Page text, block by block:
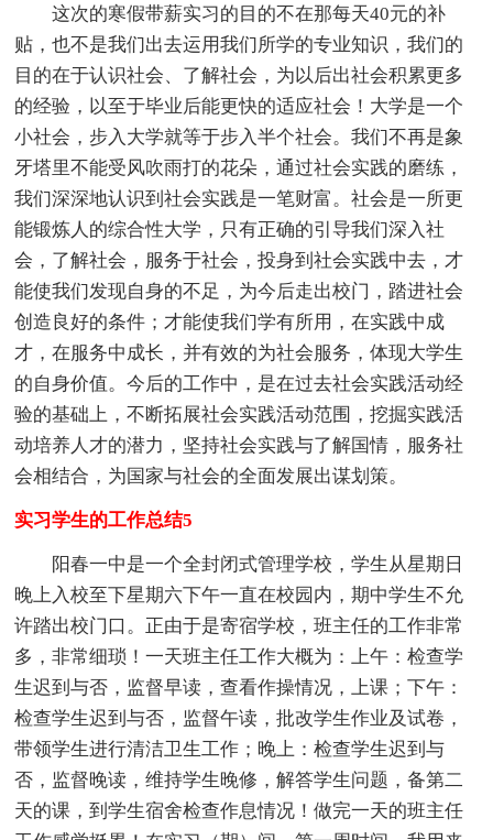
这次的寒假带薪实习的目的不在那每天40元的补
贴，也不是我们出去运用我们所学的专业知识，我们的
目的在于认识社会、了解社会，为以后出社会积累更多
的经验，以至于毕业后能更快的适应社会！大学是一个
小社会，步入大学就等于步入半个社会。我们不再是象
牙塔里不能受风吹雨打的花朵，通过社会实践的磨练，
我们深深地认识到社会实践是一笔财富。社会是一所更
能锻炼人的综合性大学，只有正确的引导我们深入社
会，了解社会，服务于社会，投身到社会实践中去，才
能使我们发现自身的不足，为今后走出校门，踏进社会
创造良好的条件；才能使我们学有所用，在实践中成
才，在服务中成长，并有效的为社会服务，体现大学生
的自身价值。今后的工作中，是在过去社会实践活动经
验的基础上，不断拓展社会实践活动范围，挖掘实践活
动培养人才的潜力，坚持社会实践与了解国情，服务社
会相结合，为国家与社会的全面发展出谋划策。
实习学生的工作总结5
阳春一中是一个全封闭式管理学校，学生从星期日
晚上入校至下星期六下午一直在校园内，期中学生不允
许踏出校门口。正由于是寄宿学校，班主任的工作非常
多，非常细琐！一天班主任工作大概为：上午：检查学
生迟到与否，监督早读，查看作操情况，上课；下午：
检查学生迟到与否，监督午读，批改学生作业及试卷，
带领学生进行清洁卫生工作；晚上：检查学生迟到与
否，监督晚读，维持学生晚修，解答学生问题，备第二
天的课，到学生宿舍检查作息情况！做完一天的班主任